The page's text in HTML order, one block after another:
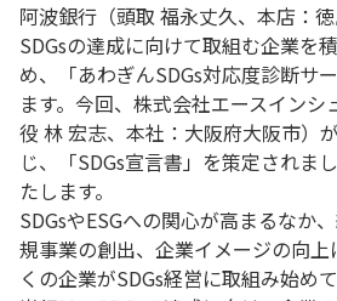
阿波銀行（頭取 福永丈久、本店：徳
SDGsの達成に向けて取組む企業を
め、「あわぎんSDGs対応度診断サ
ます。今回、株式会社エースイン
役 林 宏志、本社：大阪府大阪市）
じ、「SDGs宣言書」を策定されま
たします。
SDGsやESGへの関心が高まるなか
規事業の創出、企業イメージの向
くの企業がSDGs経営に取組み始めて